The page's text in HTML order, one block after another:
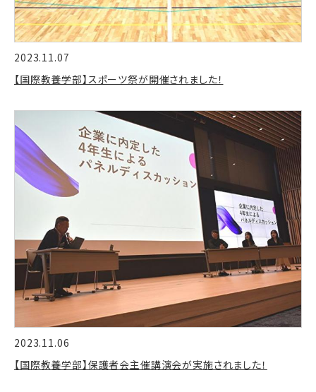
2023.11.07
【国際教養学部】スポーツ祭が開催されました！
2023.11.06
【国際教養学部】保護者会主催講演会が実施されました！